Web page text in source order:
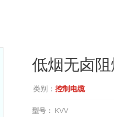
低烟无卤
类别： 控制电缆
型号： KVV